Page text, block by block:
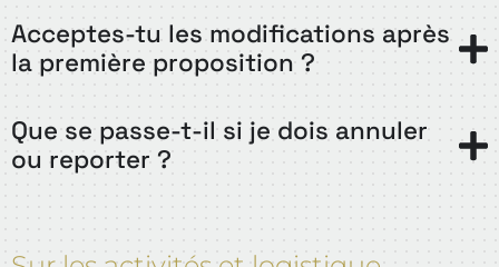
Acceptes-tu les modifications après
la première proposition ?
Que se passe-t-il si je dois annuler
ou reporter ?